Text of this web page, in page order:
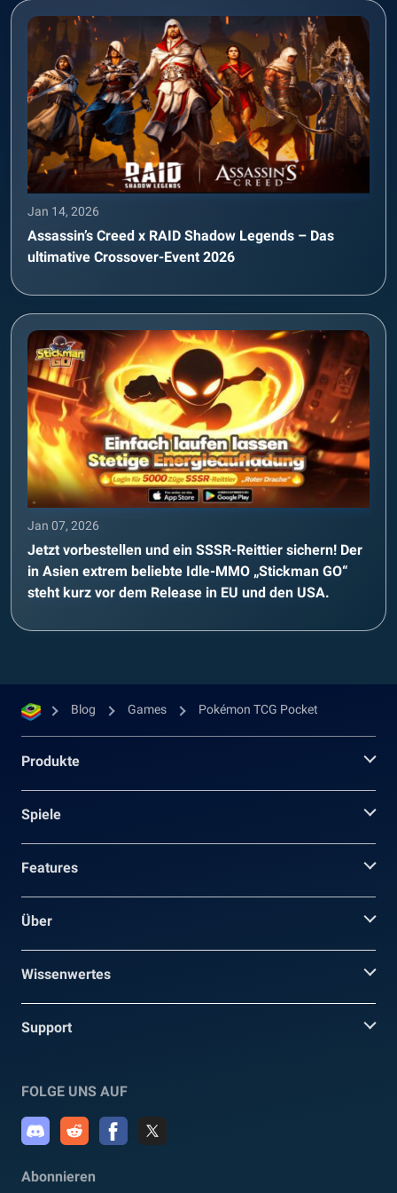
Jan 14, 2026
Assassin’s Creed x RAID Shadow Legends – Das
ultimative Crossover-Event 2026
Jan 07, 2026
Jetzt vorbestellen und ein SSSR-Reittier sichern! Der
in Asien extrem beliebte Idle-MMO „Stickman GO“
steht kurz vor dem Release in EU und den USA.
Blog Games Pokémon TCG Pocket
Produkte
Spiele
Features
Über
Wissenwertes
Support
FOLGE UNS AUF
Abonnieren